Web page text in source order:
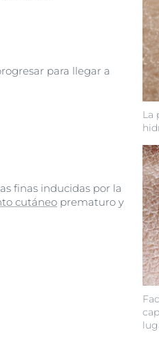
La
para llegar a
finas inducidas por la
cutáneo prematuro y